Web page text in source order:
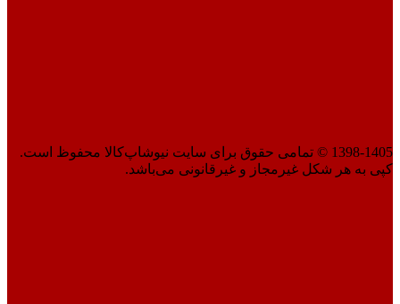
1398-1405 © تمامی حقوق برای سایت نیوشاپ‌کالا محفوظ است.
کپی به هر شکل غیرمجاز و غیرقانونی می‌باشد.